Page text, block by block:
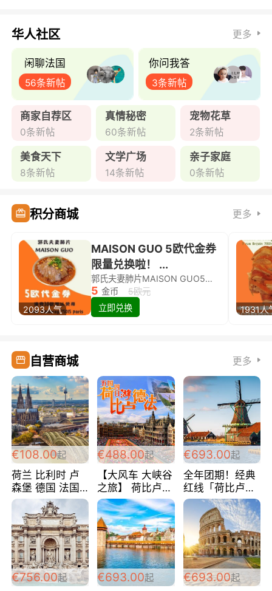
华人社区 更多
闲聊法国
56条新帖
你问我答
3条新帖
商家自荐区
0条新帖
真情秘密
60条新帖
宠物花草
2条新帖
美食天下
8条新帖
文学广场
14条新帖
亲子家庭
0条新帖
积分商城 更多
2093人气
MAISON GUO 5欧代金券
限量兑换啦！ ...
郭氏夫妻肺片MAISON GUO5欧代金券限量兑换啦！
5 金币
5欧元
立即兑换
1931人
自营商城 更多
€108.00起
荷兰 比利时 卢
森堡 德国 法国
超爽玩遍西欧 循
环线 全程四星宾
馆 108欧/人/天
€488.00起
【大风车 大峡谷
之旅】 荷比卢德
法 巴黎上下 经
典五国四日游
488欧/人
€693.00起
全年团期！经典
红线「荷比卢德
法」七天循环 五
国 仅售99欧/人/
天！巴黎上下！
包拼房~
€756.00起 €693.00起 €693.00起